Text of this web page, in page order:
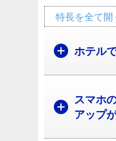
特長を全て開
ホテル
スマホ
アップ